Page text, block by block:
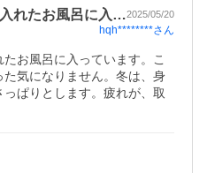
れたお風呂に入…2025/05/20
hqh********さん
お風呂に入っています。こ
気になりません。冬は、身
ぱりとします。疲れが、取